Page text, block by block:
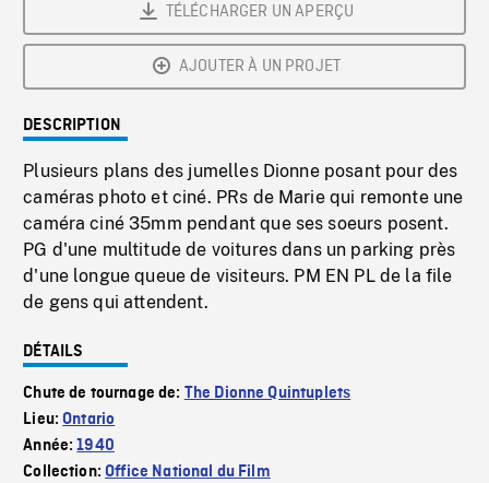
TÉLÉCHARGER UN APERÇU
AJOUTER À UN PROJET
DESCRIPTION
Plusieurs plans des jumelles Dionne posant pour des
caméras photo et ciné. PRs de Marie qui remonte une
caméra ciné 35mm pendant que ses soeurs posent.
PG d'une multitude de voitures dans un parking près
d'une longue queue de visiteurs. PM EN PL de la file
de gens qui attendent.
DÉTAILS
Chute de tournage de: The Dionne Quintuplets
Lieu:Ontario
Année:1940
Collection:Office National du Film